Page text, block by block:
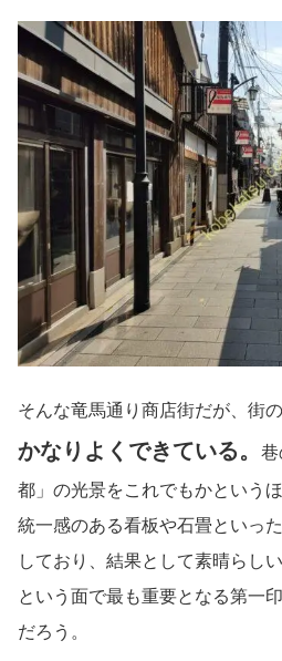
そんな竜馬通り商店街だが、街
かなりよくできている。
巷
都」の光景をこれでもかという
統一感のある看板や石畳といっ
しており、結果として素晴らし
という面で最も重要となる第一
だろう。